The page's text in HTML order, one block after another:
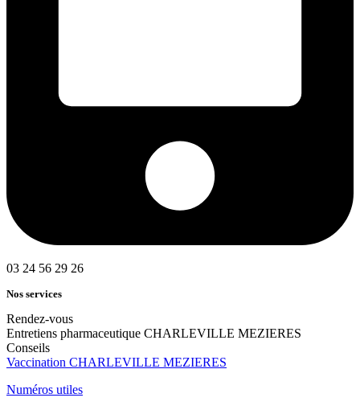
03 24 56 29 26
Nos services
Rendez-vous
Entretiens pharmaceutique CHARLEVILLE MEZIERES
Conseils
Vaccination CHARLEVILLE MEZIERES
Numéros utiles